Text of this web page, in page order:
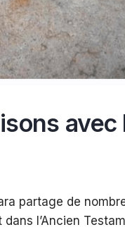
avec
partage de
dans l’Ancien